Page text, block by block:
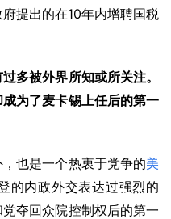
提出的在10年内增聘国税
多被外界所知或所关注。
为了麦卡锡上任后的第一
也是一个热衷于党争的美
的内政外交表达过强烈的
夺回众院控制权后的第一